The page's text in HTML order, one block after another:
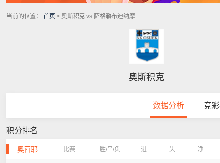
当前的位置： 首页 > 奥斯积克 vs 萨格勒布迪纳摩
奥斯积克
数据分析 竞
积分排名
奥西耶 比赛 胜/平/负 进 失 净